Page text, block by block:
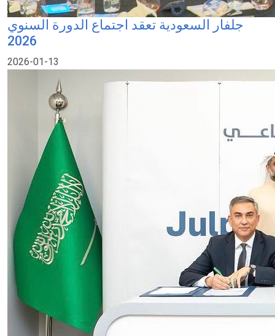
جلفار السعودية تعقد اجتماع الدورة السنوي
2026
2026-01-13